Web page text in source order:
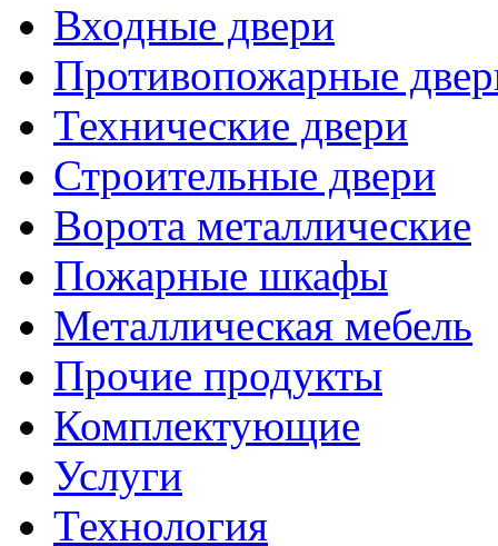
Входные двери
Противопожарные
Технические двери
Строительные двери
Ворота металлические
Пожарные шкафы
Металлическая мебель
Прочие продукты
Комплектующие
Услуги
Технология